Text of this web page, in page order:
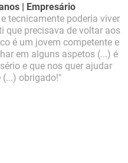
| Empresário
tecnicamente poderia viver
que precisava de voltar aos
é um jovem competente e
em alguns aspetos (...) é
e que nos quer ajudar
obrigado!"